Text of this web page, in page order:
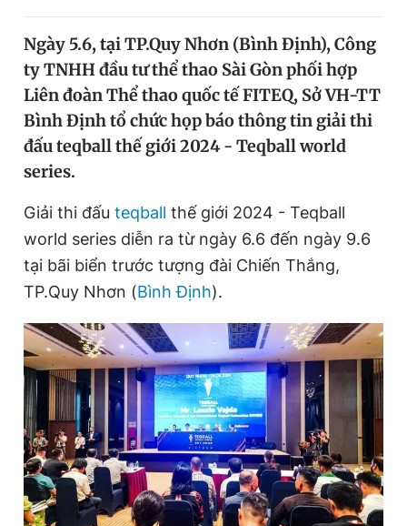
Video Magazine
Sản phẩm khác
Thông tin tòa soạn Liên hệ quảng cáo
Đọc Thanh Niên trên điện thoại
Theo dõi báo trên
Ngày 5.6, tại TP.Quy Nhơn (Bình Định), Công
ty TNHH đầu tư thể thao Sài Gòn phối hợp
Liên đoàn Thể thao quốc tế FITEQ, Sở VH-TT
Bình Định tổ chức họp báo thông tin giải thi
đấu teqball thế giới 2024 - Teqball world
series.
Giải thi đấu teqball thế giới 2024 - Teqball
world series diễn ra từ ngày 6.6 đến ngày 9.6
tại bãi biển trước tượng đài Chiến Thắng,
TP.Quy Nhơn (Bình Định).